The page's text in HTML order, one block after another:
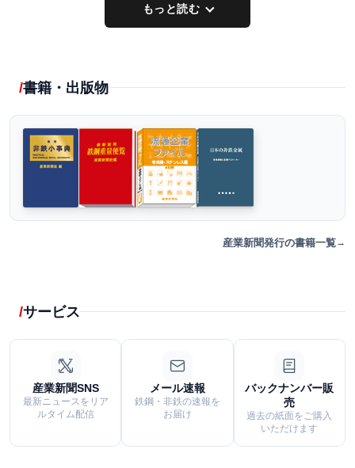
もっと読む
書籍・出版物
産業新聞発行の書籍一覧
サービス
産業新聞SNS
最新ニュースをリア
ルタイム配信
メール速報
鉄鋼・非鉄の速報を
お届け
バックナンバー販
売
過去の紙面をご購入
いただけます